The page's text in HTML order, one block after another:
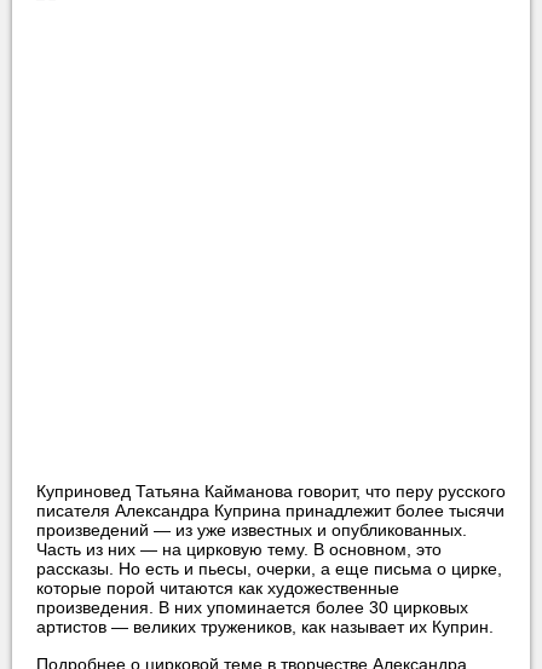
Куприновед Татьяна Кайманова говорит, что перу русского
писателя Александра Куприна принадлежит более тысячи
произведений — из уже известных и опубликованных.
Часть из них — на цирковую тему. В основном, это
рассказы. Но есть и пьесы, очерки, а еще письма о цирке,
которые порой читаются как художественные
произведения. В них упоминается более 30 цирковых
артистов — великих тружеников, как называет их Куприн.
Подробнее о цирковой теме в творчестве Александра